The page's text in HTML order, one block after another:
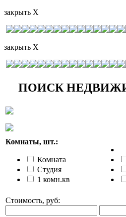
закрыть X
закрыть X
ПОИСК
Комнаты, шт.:
Комната
Студия
1 комн.кв
Стоимость, руб: